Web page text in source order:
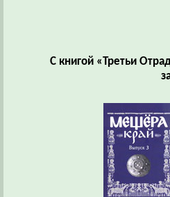
С книгой «Третьи